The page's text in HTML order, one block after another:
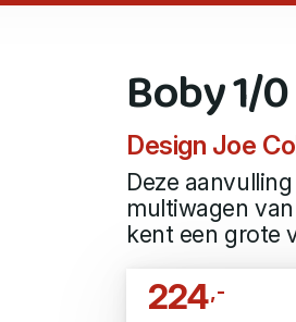
Boby 1/
Design Joe
Deze
multiwagen
kent een grote
224,-